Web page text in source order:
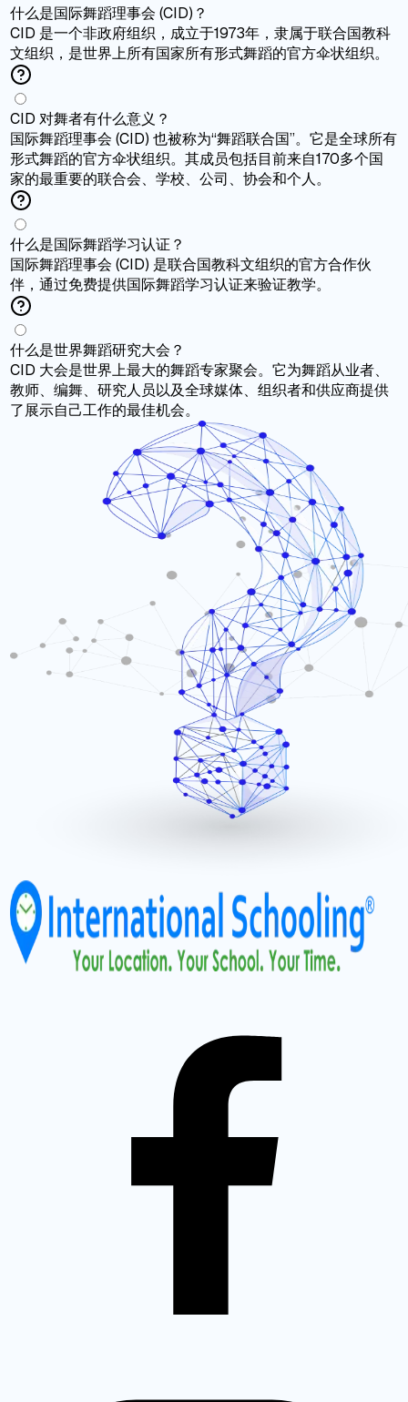
什么是国际舞蹈理事会 (CID)？
CID 是一个非政府组织，成立于1973年，隶属于联合国教科
文组织，是世界上所有国家所有形式舞蹈的官方伞状组织。
CID 对舞者有什么意义？
国际舞蹈理事会 (CID) 也被称为“舞蹈联合国”。它是全球所有
形式舞蹈的官方伞状组织。其成员包括目前来自170多个国
家的最重要的联合会、学校、公司、协会和个人。
什么是国际舞蹈学习认证？
国际舞蹈理事会 (CID) 是联合国教科文组织的官方合作伙
伴，通过免费提供国际舞蹈学习认证来验证教学。
什么是世界舞蹈研究大会？
CID 大会是世界上最大的舞蹈专家聚会。它为舞蹈从业者、
教师、编舞、研究人员以及全球媒体、组织者和供应商提供
了展示自己工作的最佳机会。